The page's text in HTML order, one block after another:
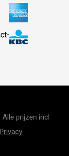
prijzen incl
Privacy